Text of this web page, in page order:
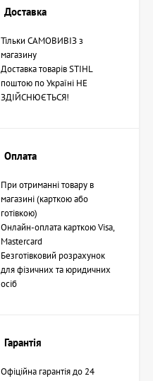
Доставка
Тільки САМОВИВІЗ з
магазину
Доставка товарів STIHL
поштою по Україні НЕ
ЗДІЙСНЮЄТЬСЯ!
Оплата
При отриманні товару в
магазині (карткою або
готівкою)
Онлайн-оплата карткою Visa,
Mastercard
Безготівковий розрахунок
для фізичних та юридичних
осіб
Гарантія
Офіційна гарантія до 24